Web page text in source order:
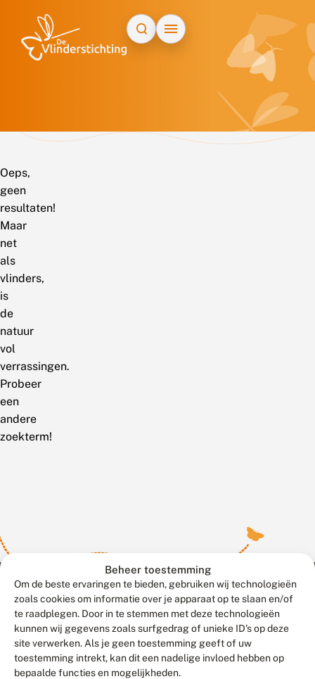
Beheer toestemming
Om de beste ervaringen te bieden, gebruiken wij technologieën
zoals cookies om informatie over je apparaat op te slaan en/of
te raadplegen. Door in te stemmen met deze technologieën
kunnen wij gegevens zoals surfgedrag of unieke ID's op deze
site verwerken. Als je geen toestemming geeft of uw
toestemming intrekt, kan dit een nadelige invloed hebben op
bepaalde functies en mogelijkheden.
Oeps,
geen
resultaten!
Maar
net
als
vlinders,
is
de
natuur
vol
verrassingen.
Probeer
een
andere
zoekterm!
Meld waarnemingen© 2026 Vlinderstichting
Duurzaam ontwikkeld door
Go2People
, ontworpen door
Blue Field Agency
Privacy